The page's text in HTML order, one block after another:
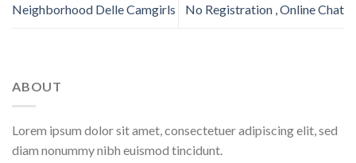
Neighborhood Delle Camgirls
No Registration , Online Chat
ABOUT
Lorem ipsum dolor sit amet, consectetuer adipiscing elit, sed
diam nonummy nibh euismod tincidunt.